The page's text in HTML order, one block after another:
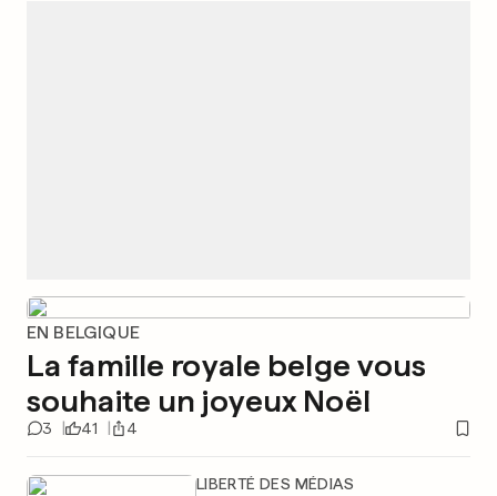
EN BELGIQUE
La famille royale belge vous
souhaite un joyeux Noël
3 41 4
LIBERTÉ DES MÉDIAS